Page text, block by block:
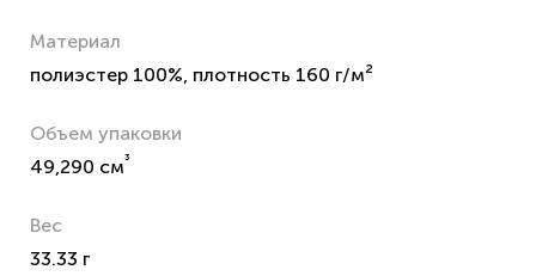
Материал
полиэстер 100%, плотность 160 г/м²
Объем упаковки
49,290 см³
Вес
33.33 г